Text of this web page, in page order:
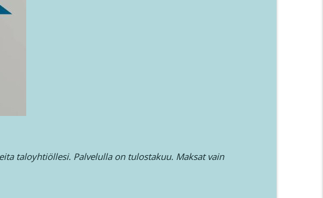
taloyhtiöllesi. Palvelulla on tulostakuu. Maksat vain